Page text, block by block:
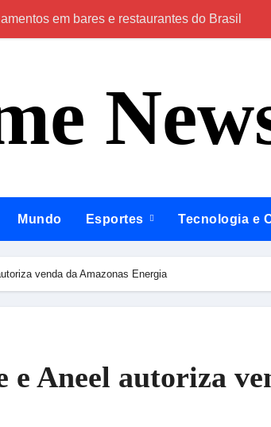
em bares e restaurantes do Brasil
Mundo Esportes Tecnologia e
venda da Amazonas Energia
e Aneel autoriza